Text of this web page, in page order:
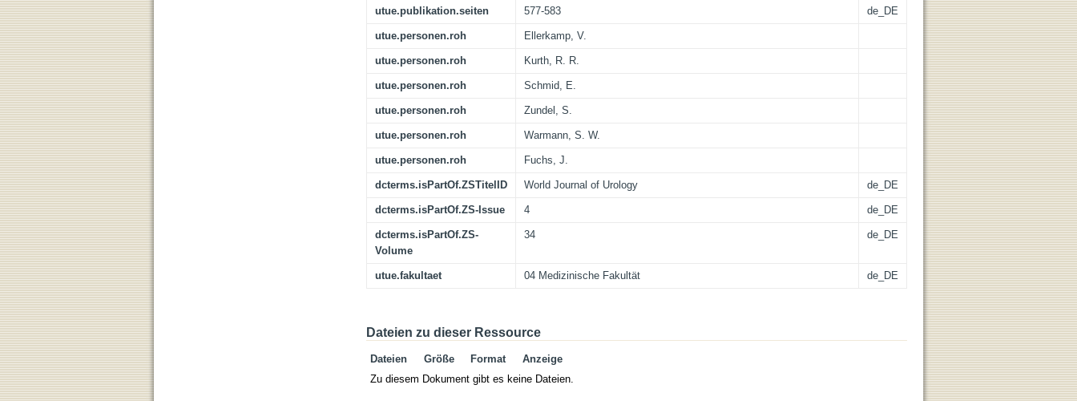
utue.publikation.seiten 577-583 de_DE
utue.personen.roh Ellerkamp, V.
utue.personen.roh Kurth, R. R.
utue.personen.roh Schmid, E.
utue.personen.roh Zundel, S.
utue.personen.roh Warmann, S. W.
utue.personen.roh Fuchs, J.
dcterms.isPartOf.ZSTitelID World Journal of Urology de_DE
dcterms.isPartOf.ZS-Issue 4 de_DE
dcterms.isPartOf.ZS-
Volume
34 de_DE
utue.fakultaet 04 Medizinische Fakultät de_DE
Dateien zu dieser Ressource
Dateien Größe Format
Anzeige
Zu diesem Dokument gibt es keine Dateien.